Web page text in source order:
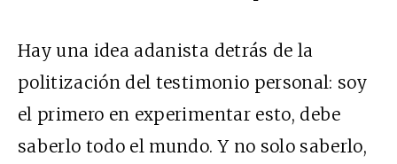
Hay una idea adanista detrás de la
politización del testimonio personal: soy
el primero en experimentar esto, debe
saberlo todo el mundo. Y no solo saberlo,